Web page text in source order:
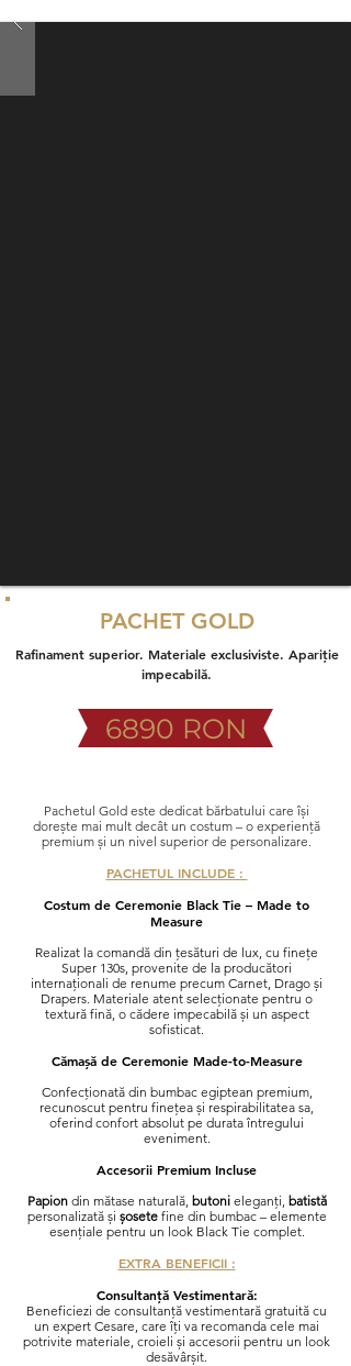
PACHET GOLD
Rafinament superior. Materiale exclusiviste. Apariție
impecabilă.
6890 RON
Pachetul Gold este dedicat bărbatului care își
dorește mai mult decât un costum – o experiență
premium și un nivel superior de personalizare.
PACHETUL INCLUDE :
Costum de Ceremonie Black Tie – Made to
Measure
Realizat la comandă din țesături de lux, cu finețe
Super 130s, provenite de la producători
internaționali de renume precum Carnet, Drago și
Drapers. Materiale atent selecționate pentru o
textură fină, o cădere impecabilă și un aspect
sofisticat.
Cămașă de Ceremonie Made-to-Measure
Confecționată din bumbac egiptean premium,
recunoscut pentru finețea și respirabilitatea sa,
oferind confort absolut pe durata întregului
eveniment.
Accesorii Premium Incluse
Papiondin mătase naturală, butonieleganți, batistă
personalizată și șosetefine din bumbac – elemente
esențiale pentru un look Black Tie complet.
EXTRA BENEFICII :
Consultanță Vestimentară:
Beneficiezi de consultanță vestimentară gratuită cu
un expert Cesare, care îți va recomanda cele mai
potrivite materiale, croieli și accesorii pentru un look
desăvârșit.